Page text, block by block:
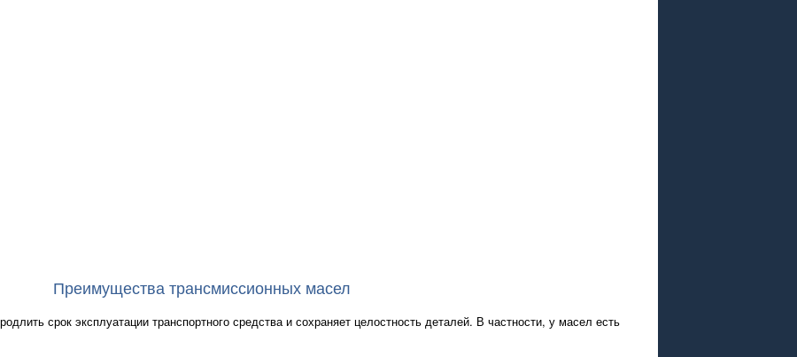
Преимущества трансмиссионных масел
срок эксплуатации транспортного средства и сохраняет целостность деталей. В частности, у масел есть